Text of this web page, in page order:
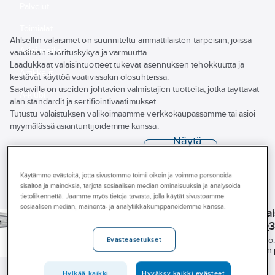
Asioi meillä
Artikkelit
A-klubi
Ahlsellin valaisimet on suunniteltu ammattilaisten tarpeisiin, joissa
vaaditaan suorituskykyä ja varmuutta.
Laadukkaat valaisintuotteet tukevat asennuksen tehokkuutta ja
kestävät käyttöä vaativissakin olosuhteissa.
Saatavilla on useiden johtavien valmistajien tuotteita, jotka täyttävät
alan standardit ja sertifiointivaatimukset.
Tutustu valaistuksen valikoimaamme verkkokaupassamme tai asioi
myymälässä asiantuntijoidemme kanssa.
Varastossa
Energiamerkintä
Ympäristötuoteseloste
Näytä
A-COLLECTION
collection aPark
4525952
A-COLLECTION
Pylväsvalaisin a-
collection aPark
Cone
Tuotenumero: 4525960
AIRAM PRO
Pylväsvalaisin
Puistoprisma
Tuotenumero:
Puistoprisma on
valaisin pihapiirien,
FTLIGHT
FTLight
Tuotenumero:
alueiden,
Käytämme evästeitä, jotta sivustomme toimii oikein ja voimme personoida
sisältöä ja mainoksia, tarjota sosiaalisen median ominaisuuksia ja analysoida
tietoliikennettä. Jaamme myös tietoja tavasta, jolla käytät sivustoamme
sosiaalisen median, mainonta- ja analytiikkakumppaneidemme kanssa.
Evästeasetukset
Hylkää kaikki Hyväksy kaikki evästeet